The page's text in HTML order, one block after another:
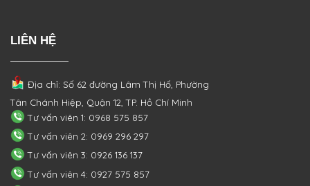
LIÊN HỆ
Địa chỉ: Số 62 đường Lâm Thị Hố, Phường
Tân Chánh Hiệp, Quận 12, TP. Hồ Chí Minh
Tư vấn viên 1: 0968 575 857
Tư vấn viên 2: 0969 296 297
Tư vấn viên 3: 0926 136 137
Tư vấn viên 4: 0927 575 857